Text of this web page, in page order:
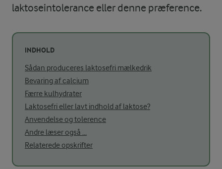
laktoseintolerance eller denne præference.
INDHOLD
Sådan produceres laktosefri mælkedrik
Bevaring af calcium
Færre kulhydrater
Laktosefri eller lavt indhold af laktose?
Anvendelse og tolerence
Andre læser også ...
Relaterede opskrifter